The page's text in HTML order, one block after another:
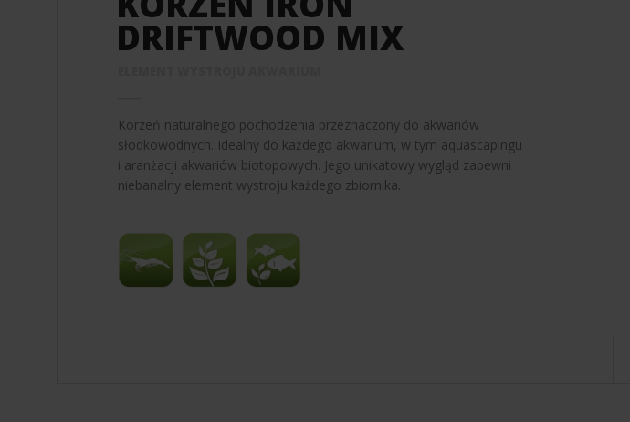
DRIFTWOOD MIX
Korzeń naturalnego pochodzenia przeznaczony do akwariów
słodkowodnych. Idealny do każdego akwarium, w tym aquascapingu
i aranżacji akwariów biotopowych. Jego unikatowy wygląd zapewni
niebanalny element wystroju każdego zbiornika.